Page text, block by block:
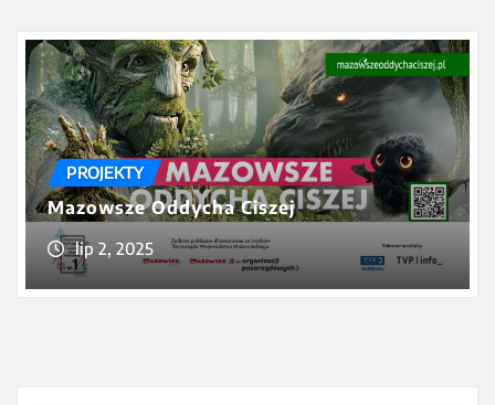
PROJEKTY
Mazowsze Oddycha Ciszej
lip 2, 2025